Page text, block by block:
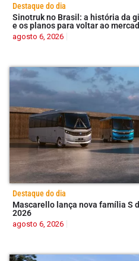
Destaque do dia
Sinotruk no Brasil: a história da
e os planos para voltar ao
agosto 6, 2026
Destaque do dia
Mascarello lança nova família S
2026
agosto 6, 2026